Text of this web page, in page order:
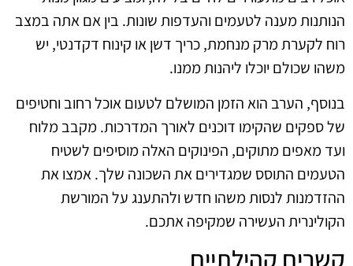
הנותנות מענה לטעמים והעדפות שונות. בין אם אתה במצב
רוח לקערת מרק מנחמת, כריך דשן או קינוח דקדנטי, יש
משהו שכולם יוכלו ליהנות ממנו.
בנוסף, הערב הוא הזמן המושלם לטעום אוכל רחוב וחטיפים
של ספקים שהקימו דוכנים לאורך המדרכות. מקבב מלוח
ועד מאפים מתוקים, הפינוקים האלה מוסיפים לשטיח
הטעמים התוסס שמגדירים את השכונה שלך. אמצו את
ההזדמנות לנסות משהו חדש ולהתענג על המורשת
הקולינרית העשירה שמקיפה אתכם.
קשרים קהילתיים